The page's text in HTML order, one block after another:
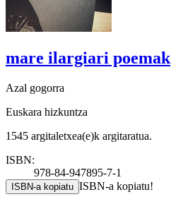
mare ilargiari poemak
Azal gogorra
Euskara hizkuntza
1545 argitaletxea(e)k argitaratua.
ISBN:
978-84-947895-7-1
ISBN-a kopiatu ISBN-a kopiatu!